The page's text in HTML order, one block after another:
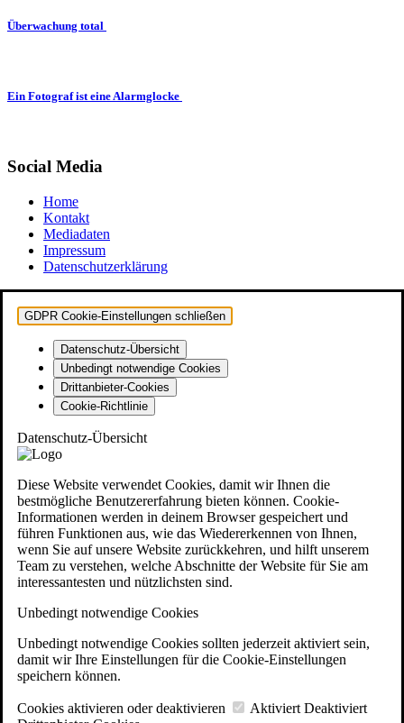
Überwachung total
Ein Fotograf ist eine Alarmglocke
Social Media
Home
Kontakt
Mediadaten
Impressum
Datenschutzerklärung
GDPR Cookie-Einstellungen schließen
Datenschutz-Übersicht
Unbedingt notwendige Cookies
Drittanbieter-Cookies
Cookie-Richtlinie
Datenschutz-Übersicht
Diese Website verwendet Cookies, damit wir Ihnen die
bestmögliche Benutzererfahrung bieten können. Cookie-
Informationen werden in deinem Browser gespeichert und
führen Funktionen aus, wie das Wiedererkennen von Ihnen,
wenn Sie auf unsere Website zurückkehren, und hilft unserem
Team zu verstehen, welche Abschnitte der Website für Sie am
interessantesten und nützlichsten sind.
Unbedingt notwendige Cookies
Unbedingt notwendige Cookies sollten jederzeit aktiviert sein,
damit wir Ihre Einstellungen für die Cookie-Einstellungen
speichern können.
Cookies aktivieren oder deaktivieren Aktiviert Deaktiviert